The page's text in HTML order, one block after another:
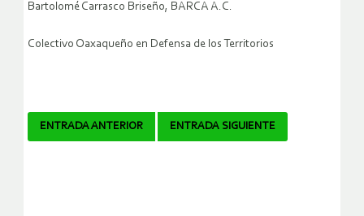
Bartolomé Carrasco Briseño, BARCA A.C.
Colectivo Oaxaqueño en Defensa de los Territorios
Navegador
ENTRADA ANTERIOR ENTRADA SIGUIENTE